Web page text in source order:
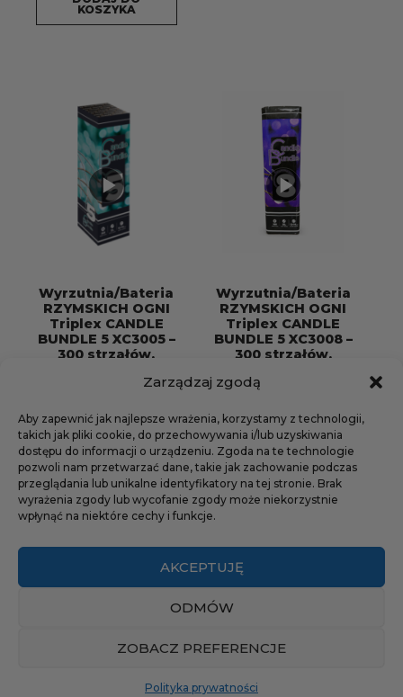
Zarządzaj zgodą
Aby zapewnić jak najlepsze wrażenia, korzystamy z technologii,
takich jak pliki cookie, do przechowywania i/lub uzyskiwania
dostępu do informacji o urządzeniu. Zgoda na te technologie
pozwoli nam przetwarzać dane, takie jak zachowanie podczas
przeglądania lub unikalne identyfikatory na tej stronie. Brak
wyrażenia zgody lub wycofanie zgody może niekorzystnie
wpłynąć na niektóre cechy i funkcje.
AKCEPTUJĘ
ODMÓW
ZOBACZ PREFERENCJE
Polityka prywatności
Triplex
XC3001
-
300
strzałów,
kaliber
12/14mm
KOSZYKA
Wyrzutnia/Bateria
RZYMSKICH OGNI
Triplex CANDLE
BUNDLE 5 XC3005 –
300 strzałów,
ilość
Wyrzutnia/Bateria
RZYMSKICH
OGNI
Triplex
DODAJ DO
KOSZYKA
Wyrzutnia/Bateria
RZYMSKICH OGNI
Triplex CANDLE
BUNDLE 5 XC3008 –
300 strzałów,
ilość
Wyrzutnia/Bateria
RZYMSKICH
OGNI
300
kaliber
DODAJ DO
KOSZYKA
Regulamin sklepu
Theme bySiteOrigin